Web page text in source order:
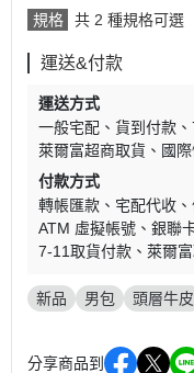
規格 共 2 種規格可選
運送&付款
運送方式
一般宅配
貨到付款
萊爾富超商取貨
國
付款方式
轉帳匯款
宅配代收
ATM 虛擬帳號
銀聯
7-11取貨付款
萊爾
新品 男包 頭層牛皮
分享商品到